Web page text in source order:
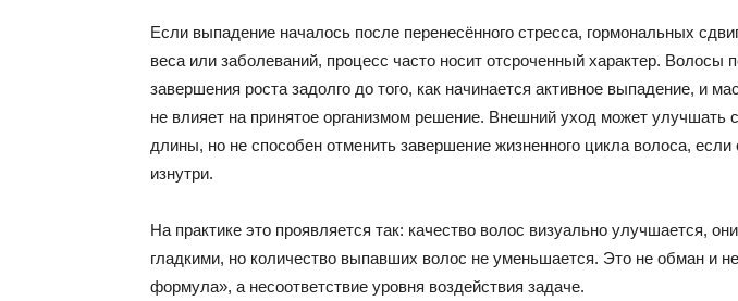
Если выпадение началось после перенесённого стресса, гормональных
веса или заболеваний, процесс часто носит отсроченный характер. Волосы
завершения роста задолго до того, как начинается активное выпадение, и
не влияет на принятое организмом решение. Внешний уход может улучшать
длины, но не способен отменить завершение жизненного цикла волоса,
изнутри.
На практике это проявляется так: качество волос визуально улучшается,
гладкими, но количество выпавших волос не уменьшается. Это не обман и
формула», а несоответствие уровня воздействия задаче.